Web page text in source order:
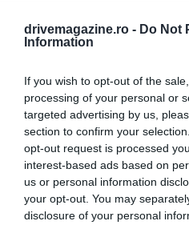
drivemagazine.ro - Do Not
Information
If you wish to opt-out of the
processing of your personal or
targeted advertising by us,
section to confirm your
opt-out request is processed
interest-based ads based on
us or personal information
your opt-out. You may
disclosure of your personal